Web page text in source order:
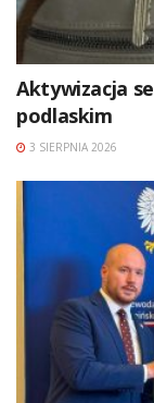
Aktywizacja
podlaskim
3 SIERPNIA 2026